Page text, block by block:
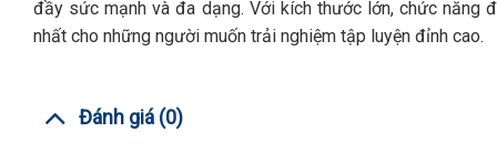
đầy sức mạnh và đa dạng. Với kích thước lớn, chức năng
nhất cho những người muốn trải nghiệm tập luyện đỉnh cao.
Đánh giá (0)